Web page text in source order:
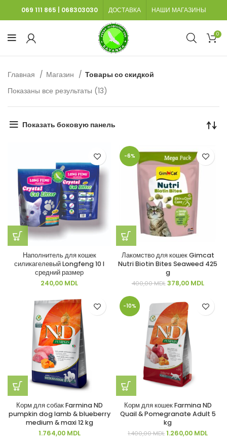
069 111 865 068303030 ДОСТАВКА НАШИ МАГАЗИНЫ
0
Главная Магазин
Товары со скидкой
Показаны все результаты (13)
Показать боковую панель
Наполнитель для кошек
силикагелевый Longfeng 10 l
средний размер
240,00 MDL
-6%
Лакомство для кошек Gimcat
Nutri Biotin Bites Seaweed 425
g
400,00MDL Первоначальная
400,00 MDL.
378,00 MDL
Корм для собак Farmina ND
pumpkin dog lamb & blueberry
medium & maxi 12 kg
1.764,00 MDL
-10%
Корм для кошек Farmina ND
Quail & Pomegranate Adult 5
kg
1.400,00MDLПервоначальная
1.260,00 MDL